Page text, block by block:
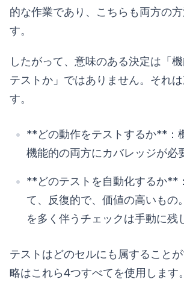
的な作業であり、こちらも両方の
す。
したがって、意味のある決定は「
テストか」ではありません。それ
す。
**どの動作をテストするか**：
機能的の両方にカバレッジが必
**どのテストを自動化するか**
て、反復的で、価値の高いもの
を多く伴うチェックは手動に残
テストはどのセルにも属すること
略はこれら4つすべてを使用します。